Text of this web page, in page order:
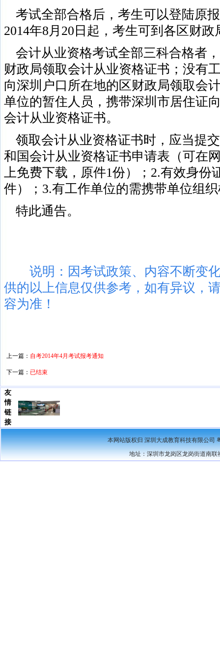
考试全部合格后，考生可以登陆原
2014年8月20日起，考生可到各区财
会计从业资格考试全部三科合格者
财政局领取会计从业资格证书；没有
向深圳户口所在地的区财政局领取会
单位的暂住人员，携带深圳市居住证
会计从业资格证书。
领取会计从业资格证书时，应当提
和国会计从业资格证书申请表（可在网
上免费下载，原件1份）；2.有效身份
件）；3.有工作单位的需携带单位组
特此通告。
说明：因考试政策、内容不断变
供的以上信息仅供参考，如有异议，
容为准！
上一篇： 自考2014年4月考试报考通知
下一篇： 已结束
友
情
链
接
本网站版权归 深圳大成教育科技有限公司
地址：深圳市龙岗区龙岗街道南联